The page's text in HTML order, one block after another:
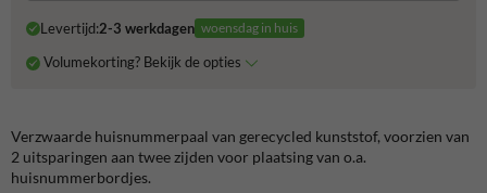
Levertijd:2-3 werkdagen woensdag in huis
Volumekorting? Bekijk de opties
Verzwaarde huisnummerpaal van gerecycled kunststof, voorzien van
2 uitsparingen aan twee zijden voor plaatsing van o.a.
huisnummerbordjes.